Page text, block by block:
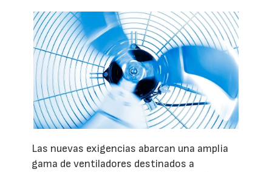
Las nuevas exigencias abarcan una amplia
gama de ventiladores destinados a